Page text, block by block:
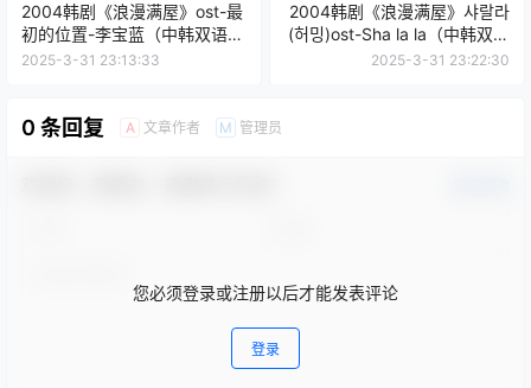
2004韩剧《浪漫满屋》ost-最
初的位置-李宝蓝（中韩双语歌
词）
2025-3-31 23:13:33
2004韩剧《浪漫满屋》샤랄라
(허밍)ost-Sha la la（中韩双语
歌词）
2025-3-31 23:22:30
0 条回复 A 文章作者 M 管理员
您必须登录或注册以后才能发表评论
登录